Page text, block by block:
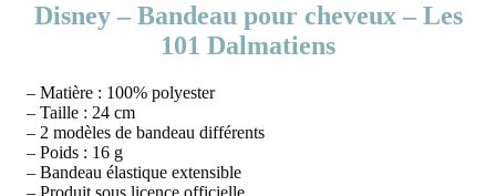
Disney – Bandeau pour cheveux – Les
101 Dalmatiens
– Matière : 100% polyester
– Taille : 24 cm
– 2 modèles de bandeau différents
– Poids : 16 g
– Bandeau élastique extensible
– Produit sous licence officielle